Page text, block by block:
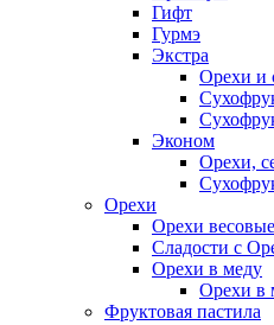
Гифт
Гурмэ
Экстра
Орехи и
Эконом
Орехи,
Орехи
Орехи весовые
Сладости с
Орехи в меду
Орехи в
Фруктовая пастила